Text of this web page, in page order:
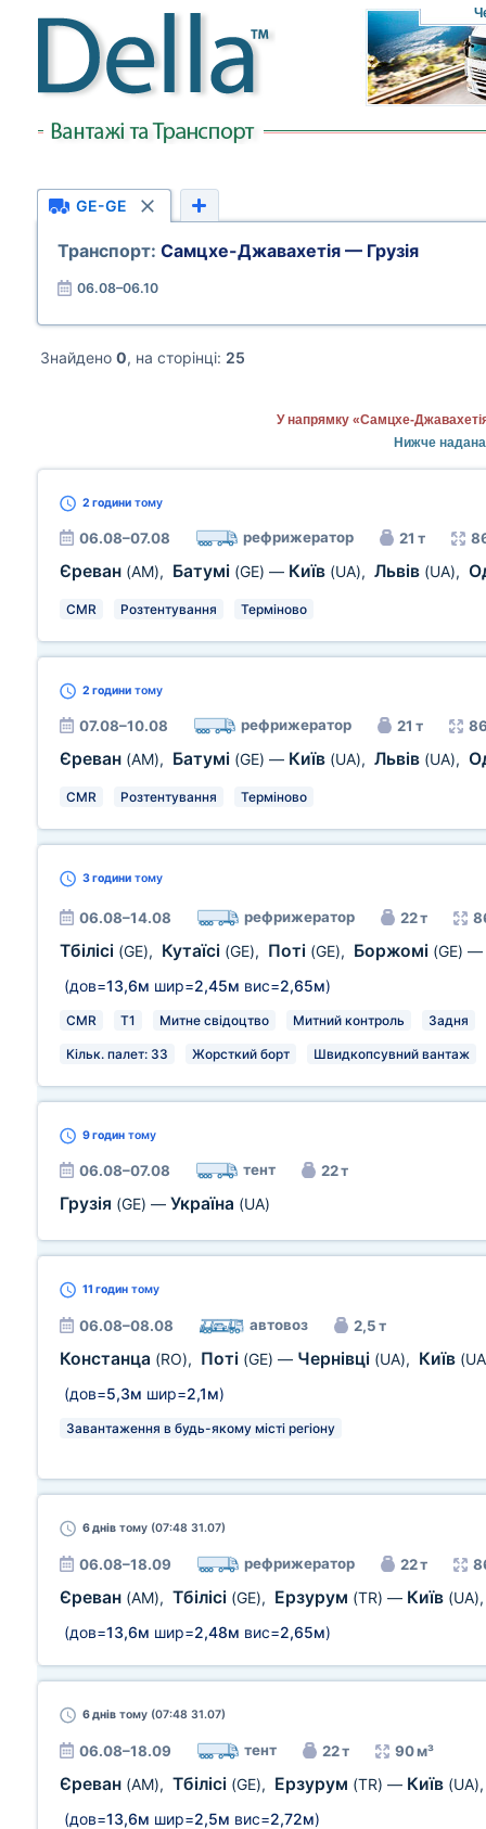
GE-GE
Транспорт: Самцхе-Джавахетія — Грузія
06.08–06.10
Знайдено 0, на сторінці: 25
У напрямку «Самцхе-
Нижче надана
2 години тому
06.08–07.08 рефрижератор 21 т
Єреван (AM), Батумі (GE) — Київ (UA), Львів (UA),
CMR Розтентування Терміново
2 години тому
07.08–10.08 рефрижератор 21 т
Єреван (AM), Батумі (GE) — Київ (UA), Львів (UA),
CMR Розтентування Терміново
3 години тому
06.08–14.08 рефрижератор 22 т
Тбілісі (GE), Кутаїсі (GE), Поті (GE), Боржомі (GE) —
(дов=13,6м шир=2,45м вис=2,65м)
CMR T1 Митне свідоцтво Митний контроль Задня
Кільк. палет: 33 Жорсткий борт Швидкопсувний вантаж
9 годин тому
06.08–07.08 тент 22 т
Грузія (GE) — Україна (UA)
11 годин тому
06.08–08.08 автовоз 2,5 т
Констанца (RO), Поті (GE) — Чернівці (UA), Київ
(дов=5,3м шир=2,1м)
Завантаження в будь-якому місті регіону
6 днів тому (07:48 31.07)
06.08–18.09 рефрижератор 22 т
Єреван (AM), Тбілісі (GE), Ерзурум (TR) — Київ (UA)
(дов=13,6м шир=2,48м вис=2,65м)
6 днів тому (07:48 31.07)
06.08–18.09 тент 22 т 90 м³
Єреван (AM), Тбілісі (GE), Ерзурум (TR) — Київ (UA)
(дов=13,6м шир=2,5м вис=2,72м)